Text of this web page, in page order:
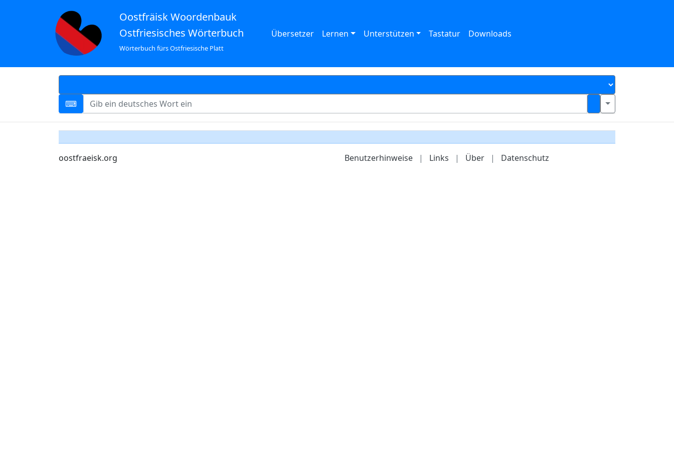
Oostfräisk Woordenbauk
Ostfriesisches Wörterbuch
Wörterbuch fürs Ostfriesische Platt
Übersetzer Lernen Unterstützen Tastatur Downloads
oostfraeisk.org Benutzerhinweise | Links | Über | Datenschutz